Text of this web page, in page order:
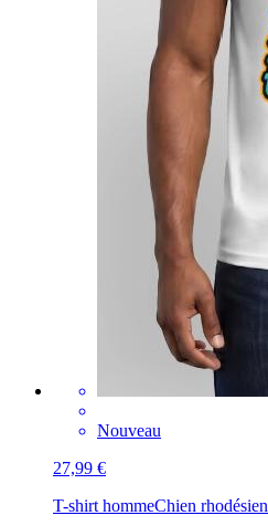
Nouveau
27,99 €
T-shirt hommeChien rhodésien